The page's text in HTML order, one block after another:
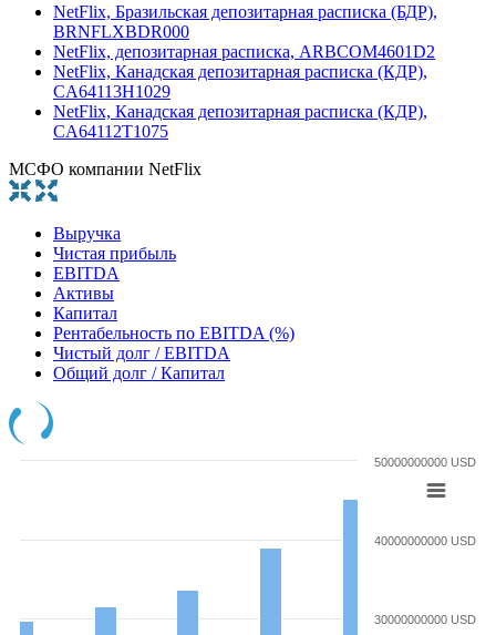
NetFlix, Бразильская депозитарная расписка (БДР),
BRNFLXBDR000
NetFlix, депозитарная расписка, ARBCOM4601D2
NetFlix, Канадская депозитарная расписка (КДР),
CA64113H1029
NetFlix, Канадская депозитарная расписка (КДР),
CA64112T1075
МСФО компании NetFlix
Выручка
Чистая прибыль
EBITDA
Активы
Капитал
Рентабельность по EBITDA (%)
Чистый долг / EBITDA
Общий долг / Капитал
30000000000 USD
40000000000 USD
50000000000 USD